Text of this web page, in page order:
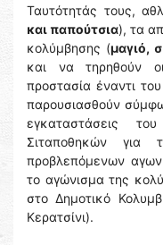
Ταυτότητάς τους,
και παπούτσια), τα
κολύμβησης (μαγιό,
και να τηρηθούν
προστασία έναντι
παρουσιασθούν
εγκαταστάσεις
Σιταποθηκών
προβλεπόμενων
το αγώνισμα της
στο Δημοτικό
Κερατσίνι).